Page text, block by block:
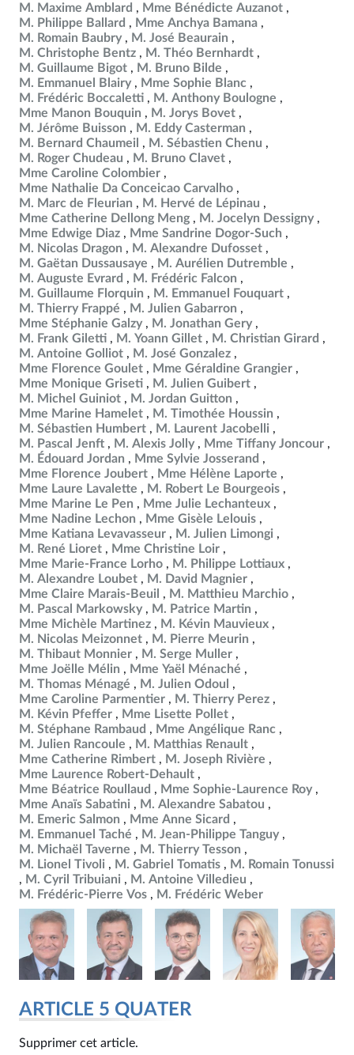
M. Maxime Amblard
Mme Bénédicte Auzanot
M. Philippe Ballard
Mme Anchya Bamana
M. Romain Baubry
M. José Beaurain
M. Christophe Bentz
M. Théo Bernhardt
M. Guillaume Bigot
M. Bruno Bilde
M. Emmanuel Blairy
Mme Sophie Blanc
M. Frédéric Boccaletti
M. Anthony Boulogne
Mme Manon Bouquin
M. Jorys Bovet
M. Jérôme Buisson
M. Eddy Casterman
M. Bernard Chaumeil
M. Sébastien Chenu
M. Roger Chudeau
M. Bruno Clavet
Mme Caroline Colombier
Mme Nathalie Da Conceicao Carvalho
M. Marc de Fleurian
M. Hervé de Lépinau
Mme Catherine Dellong Meng
M. Jocelyn Dessigny
Mme Edwige Diaz
Mme Sandrine Dogor-Such
M. Nicolas Dragon
M. Alexandre Dufosset
M. Gaëtan Dussausaye
M. Aurélien Dutremble
M. Auguste Evrard
M. Frédéric Falcon
M. Guillaume Florquin
M. Emmanuel Fouquart
M. Thierry Frappé
M. Julien Gabarron
Mme Stéphanie Galzy
M. Jonathan Gery
M. Frank Giletti
M. Yoann Gillet
M. Christian Girard
M. Antoine Golliot
M. José Gonzalez
Mme Florence Goulet
Mme Géraldine Grangier
Mme Monique Griseti
M. Julien Guibert
M. Michel Guiniot
M. Jordan Guitton
Mme Marine Hamelet
M. Timothée Houssin
M. Sébastien Humbert
M. Laurent Jacobelli
M. Pascal Jenft
M. Alexis Jolly
Mme Tiffany Joncour
M. Édouard Jordan
Mme Sylvie Josserand
Mme Florence Joubert
Mme Hélène Laporte
Mme Laure Lavalette
M. Robert Le Bourgeois
Mme Marine Le Pen
Mme Julie Lechanteux
Mme Nadine Lechon
Mme Gisèle Lelouis
Mme Katiana Levavasseur
M. Julien Limongi
M. René Lioret
Mme Christine Loir
Mme Marie-France Lorho
M. Philippe Lottiaux
M. Alexandre Loubet
M. David Magnier
Mme Claire Marais-Beuil
M. Matthieu Marchio
M. Pascal Markowsky
M. Patrice Martin
Mme Michèle Martinez
M. Kévin Mauvieux
M. Nicolas Meizonnet
M. Pierre Meurin
M. Thibaut Monnier
M. Serge Muller
Mme Joëlle Mélin
Mme Yaël Ménaché
M. Thomas Ménagé
M. Julien Odoul
Mme Caroline Parmentier
M. Thierry Perez
M. Kévin Pfeffer
Mme Lisette Pollet
M. Stéphane Rambaud
Mme Angélique Ranc
M. Julien Rancoule
M. Matthias Renault
Mme Catherine Rimbert
M. Joseph Rivière
Mme Laurence Robert-Dehault
Mme Béatrice Roullaud
Mme Sophie-Laurence Roy
Mme Anaïs Sabatini
M. Alexandre Sabatou
M. Emeric Salmon
Mme Anne Sicard
M. Emmanuel Taché
M. Jean-Philippe Tanguy
M. Michaël Taverne
M. Thierry Tesson
M. Lionel Tivoli
M. Gabriel Tomatis
M. Romain Tonussi
M. Cyril Tribuiani
M. Antoine Villedieu
M. Frédéric-Pierre Vos
M. Frédéric Weber
ARTICLE 5 QUATER
Supprimer cet article.